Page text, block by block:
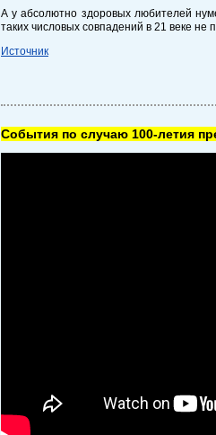
А у абсолютно здоровых любителей
таких числовых совпадений в 21 веке не
Источник
Cобытия по случаю 100-летия